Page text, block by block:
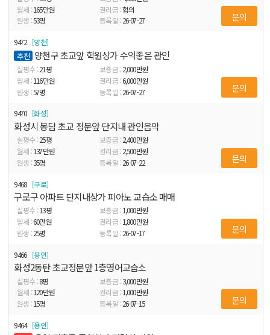
165만원
협의
53명 26-07-27 문의
9472
양천
추천 양천구 초교앞 학원상가 수익좋은 관인
21평 2,000만원
116만원 6,000만원
57명 26-07-27 문의
9470 화성
화성시 봉담 초교 정문앞 단지내 관인음악
25평 2,400만원
137만원 2,500만원
35명 26-07-22 문의
9468 구로
구로구 아파트 단지내상가 피아노 교습소 매매
13평 1,000만원
60만원 1,800만원
25명 26-07-17 문의
9466 용인
화성2동탄 초교정문앞 1층영어교습소
8평 3,000만원
120만원 1,000만원
15명 26-07-15 문의
9464
용인